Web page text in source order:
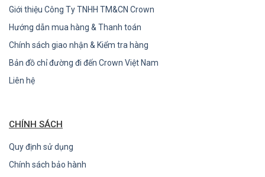
Giới thiệu Công Ty TNHH TM&CN Crown
Hướng dẫn mua hàng & Thanh toán
Chính sách giao nhận & Kiểm tra hàng
Bản đồ chỉ đường đi đến Crown Việt Nam
Liên hệ
CHÍNH SÁCH
Quy định sử dụng
Chính sách bảo hành